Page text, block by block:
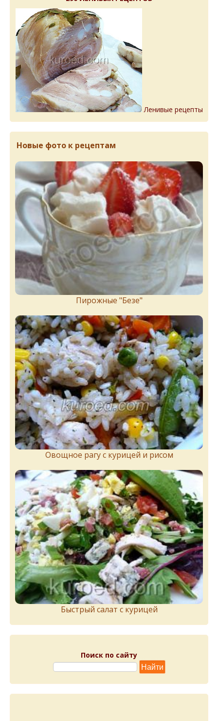
Ленивые рецепты
Новые фото к рецептам
Пирожныe "Бeзe"
Овощное рагу с курицей и рисом
Быстрый салат с курицей
Поиск по сайту